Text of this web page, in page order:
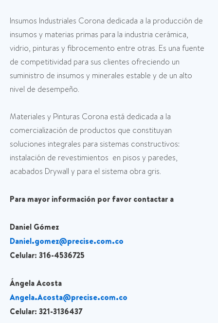
Insumos Industriales Corona dedicada a la producción de
insumos y materias primas para la industria cerámica,
vidrio, pinturas y fibrocemento entre otras. Es una fuente
de competitividad para sus clientes ofreciendo un
suministro de insumos y minerales estable y de un alto
nivel de desempeño.
Materiales y Pinturas Corona está dedicada a la
comercialización de productos que constituyan
soluciones integrales para sistemas constructivos:
instalación de revestimientos en pisos y paredes,
acabados Drywall y para el sistema obra gris.
Para mayor información por favor contactar a
Daniel Gómez
Daniel.gomez@precise.com.co
Celular: 316-4536725
Ángela Acosta
Angela.Acosta@precise.com.co
Celular: 321-3136437